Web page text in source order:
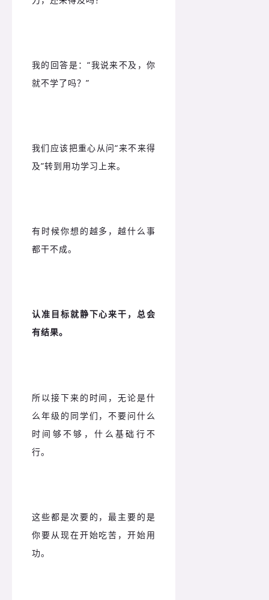
我的回答是：“我说来不及，你
就不学了吗？”
我们应该把重心从问“来不来得
及”转到用功学习上来。
有时候你想的越多，越什么事
都干不成。
认准目标就静下心来干，总会
有结果。
所以接下来的时间，无论是什
么年级的同学们，不要问什么
时间够不够，什么基础行不
行。
这些都是次要的，最主要的是
你要从现在开始吃苦，开始用
功。